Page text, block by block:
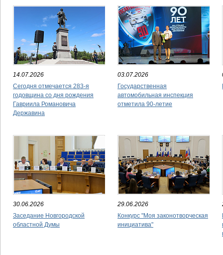
14.07.2026
Сегодня отмечается 283-я
годовщина со дня рождения
Гавриила Романовича
Державина
03.07.2026
Государственная
автомобильная инспекция
отметила 90-летие
30.06.2026
Заседание Новгородской
областной Думы
29.06.2026
Конкурс "Моя законотворческая
инициатива"